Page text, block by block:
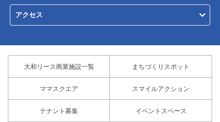
アクセス
大和リース商業施設一覧 まちづくりスポット
ママスクエア スマイルアクション
テナント募集 イベントスペース